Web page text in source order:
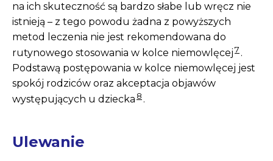
na ich skuteczność są bardzo słabe lub wręcz nie
istnieją – z tego powodu żadna z powyższych
metod leczenia nie jest rekomendowana do
rutynowego stosowania w kolce niemowlęcej7 .
Podstawą postępowania w kolce niemowlęcej jest
spokój rodziców oraz akceptacja objawów
występujących u dziecka 8 .
Ulewanie